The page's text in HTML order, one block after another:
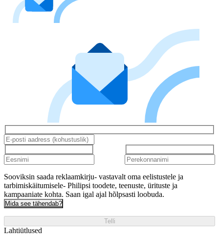
Sooviksin saada reklaamkirju- vastavalt oma eelistustele ja
tarbimiskäitumisele- Philipsi toodete, teenuste, ürituste ja
kampaaniate kohta. Saan igal ajal hõlpsasti loobuda.
Mida see tähendab?
Telli
Lahtiütlused